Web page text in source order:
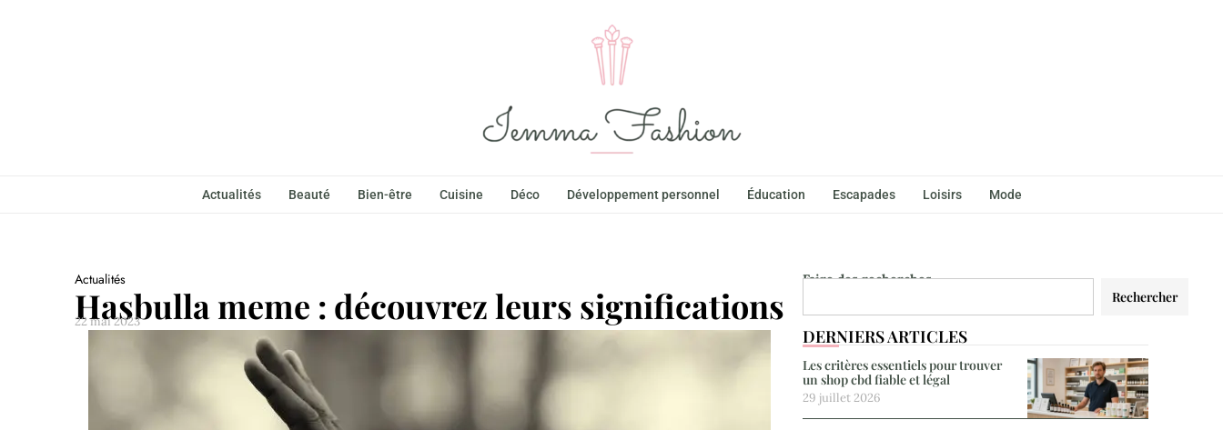
Actualités Beauté Bien-être Cuisine Déco Développement personnel Éducation Escapades Loisirs Mode
Faire des recherches
Rechercher
DERNIERS ARTICLES
Les critères essentiels pour trouver
un shop cbd fiable et légal
29 juillet 2026
Actualités
Hasbulla meme : découvrez leurs significations
22 mai 2023